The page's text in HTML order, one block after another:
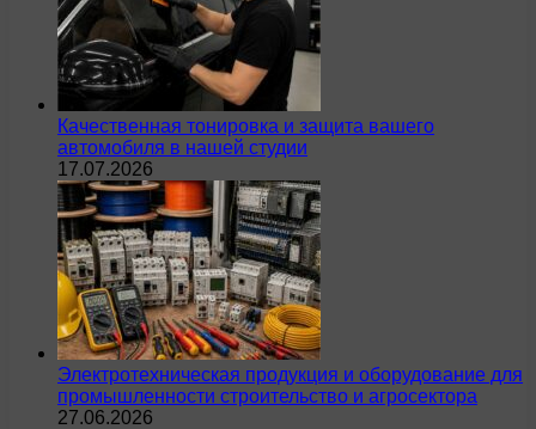
Качественная тонировка и защита вашего
автомобиля в нашей студии
17.07.2026
Электротехническая продукция и оборудование для
промышленности строительство и агросектора
27.06.2026